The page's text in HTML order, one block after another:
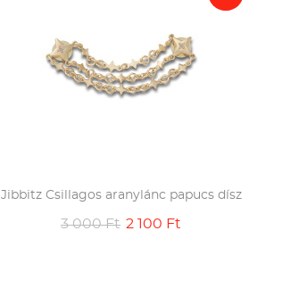
Jibbitz Csillagos aranylánc papucs dísz
3 000 Ft 2 100 Ft